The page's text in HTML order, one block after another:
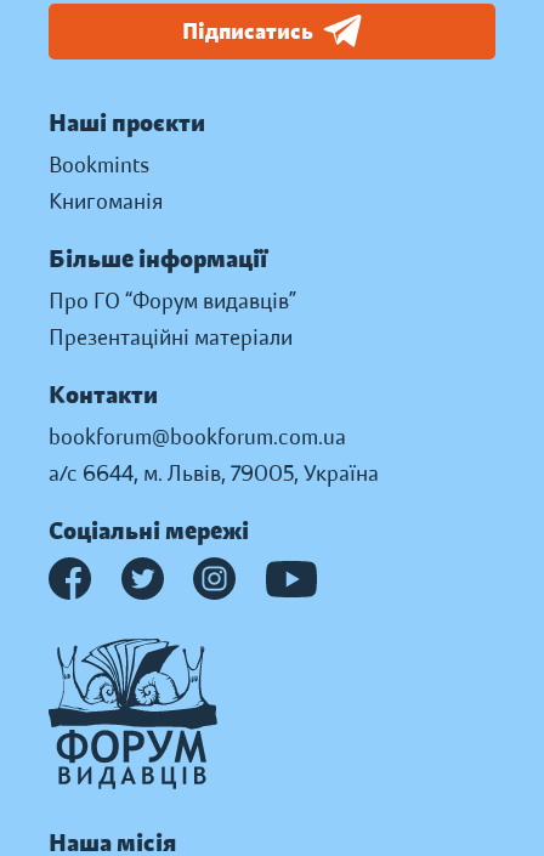
Підписатись
Наші проєкти
Bookmints
Книгоманія
Більше інформації
Про ГО “Форум видавців”
Презентаційні матеріали
Контакти
bookforum@bookforum.com.ua
а/с 6644, м. Львів, 79005, Україна
Соціальні мережі
Наша місія